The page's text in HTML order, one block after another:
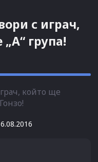
с играч,
група!